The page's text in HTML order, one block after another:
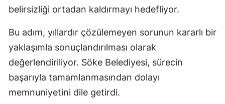
belirsizliği ortadan kaldırmayı hedefliyor.
Bu adım, yıllardır çözülemeyen sorunun kararlı bir
yaklaşımla sonuçlandırılması olarak
değerlendiriliyor. Söke Belediyesi, sürecin
başarıyla tamamlanmasından dolayı
memnuniyetini dile getirdi.